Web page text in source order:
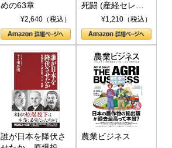
めの63章
¥2,640（税込）
死闘 (産経セレク
ト S 039)¥1,210（税込）
誰が日本を降伏さ
農業ビジネス